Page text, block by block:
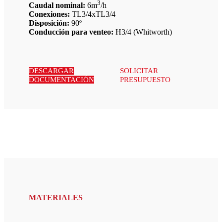
Caudal nominal: 6m3/h
Conexiones: TL3/4xTL3/4
Disposición: 90º
Conducción para venteo: H3/4 (Whitworth)
DESCARGAR
DOCUMENTACIÓN
SOLICITAR
PRESUPUESTO
MATERIALES